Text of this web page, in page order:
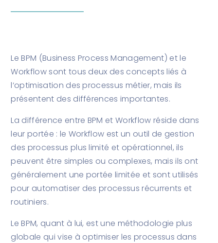
Le BPM (Business Process Management) et le
Workflow sont tous deux des concepts liés à
l’optimisation des processus métier, mais ils
présentent des différences importantes.
La différence entre BPM et Workflow réside dans
leur portée : le Workflow est un outil de gestion
des processus plus limité et opérationnel, ils
peuvent être simples ou complexes, mais ils ont
généralement une portée limitée et sont utilisés
pour automatiser des processus récurrents et
routiniers.
Le BPM, quant à lui, est une méthodologie plus
globale qui vise à optimiser les processus dans